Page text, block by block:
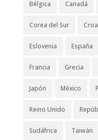
Bélgica Canadá
Corea del Sur
Eslovenia España
Francia Grecia
Japón México
Reino Unido
Sudáfrica Taiwán